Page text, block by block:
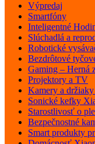
Výpredaj
Smartfóny
Inteligentné
Slúchadlá a
Robotické
Bezdrôtové
Gaming – Herná
Projektory a TV
Kamery a držiaky
Sonické kefky
Starostlivosť o
Bezpečnostné
Smart produkty